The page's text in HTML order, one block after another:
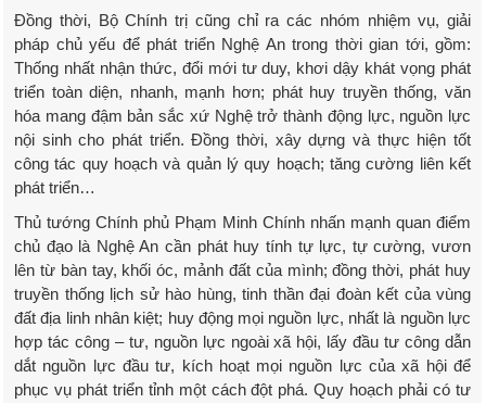
Đồng thời, Bộ Chính trị cũng chỉ ra các nhóm nhiệm vụ, giải
pháp chủ yếu để phát triển Nghệ An trong thời gian tới, gồm:
Thống nhất nhận thức, đổi mới tư duy, khơi dậy khát vọng phát
triển toàn diện, nhanh, mạnh hơn; phát huy truyền thống, văn
hóa mang đậm bản sắc xứ Nghệ trở thành động lực, nguồn lực
nội sinh cho phát triển. Đồng thời, xây dựng và thực hiện tốt
công tác quy hoạch và quản lý quy hoạch; tăng cường liên kết
phát triển…
Thủ tướng Chính phủ Phạm Minh Chính nhấn mạnh quan điểm
chủ đạo là Nghệ An cần phát huy tính tự lực, tự cường, vươn
lên từ bàn tay, khối óc, mảnh đất của mình; đồng thời, phát huy
truyền thống lịch sử hào hùng, tinh thần đại đoàn kết của vùng
đất địa linh nhân kiệt; huy động mọi nguồn lực, nhất là nguồn lực
hợp tác công – tư, nguồn lực ngoài xã hội, lấy đầu tư công dẫn
dắt nguồn lực đầu tư, kích hoạt mọi nguồn lực của xã hội để
phục vụ phát triển tỉnh một cách đột phá. Quy hoạch phải có tư